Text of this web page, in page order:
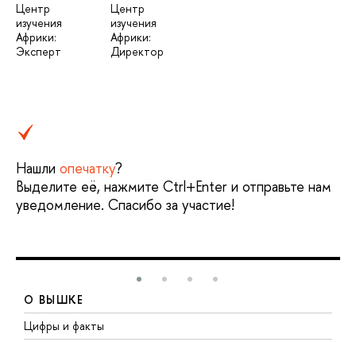
Центр
изучения
Африки:
Эксперт
Центр
изучения
Африки:
Директор
Нашли опечатку?
Выделите её, нажмите Ctrl+Enter и отправьте нам
уведомление. Спасибо за участие!
О ВЫШКЕ
Цифры и факты